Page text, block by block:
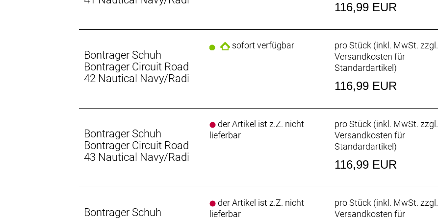
116,99 EUR
Bontrager Schuh
Bontrager Circuit Road
42 Nautical Navy/Radi
sofort verfügbar
pro Stück (inkl. MwSt. zzgl.
Versandkosten für
Standardartikel)
116,99 EUR
Bontrager Schuh
Bontrager Circuit Road
43 Nautical Navy/Radi
der Artikel ist z.Z. nicht
lieferbar
pro Stück (inkl. MwSt. zzgl.
Versandkosten für
Standardartikel)
116,99 EUR
Bontrager Schuh
der Artikel ist z.Z. nicht
lieferbar
pro Stück (inkl. MwSt. zzgl.
Versandkosten für